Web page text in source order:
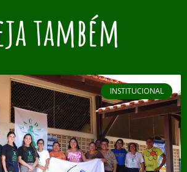
também
INSTITUCIONAL